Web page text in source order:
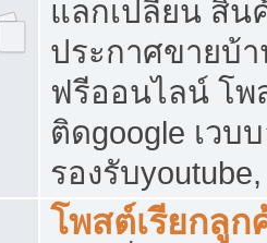
แลกเปลี่ยน สิน
ประกาศขายบ้
ฟรีออนไลน์ โพ
ติดgoogle เวบ
รองรับ
โพสต์เรียกลูก